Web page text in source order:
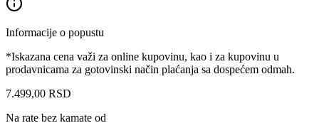
Informacije o popustu
*Iskazana cena važi za online kupovinu, kao i za kupovinu u
prodavnicama za gotovinski način plaćanja sa dospećem odmah.
7.499,00 RSD
Na rate bez kamate od